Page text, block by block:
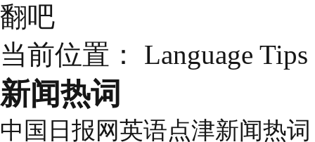
翻吧
当前位置： Language Tips
新闻热词
中国日报网英语点津新闻热